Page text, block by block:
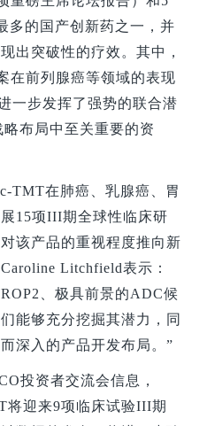
多的国产创新药之一，并
出突破性的疗效。其中，
在前列腺癌等领域的表现
一步发挥了强势的联合潜
布局中至关重要的资
TMT在肺癌、乳腺癌、胃
15项III期全球性临床研
该产品的重视程度推向新
Litchfield表示：
、极具前景的ADC候
能够充分挖掘其潜力，同
深入的产品开发布局。”
投资者交流会信息，
将迎来9项临床试验III期